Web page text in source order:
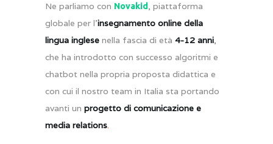
Ne parliamo con Novakid, piattaforma
globale per l’insegnamento online della
lingua inglese nella fascia di età 4-12 anni,
che ha introdotto con successo algoritmi e
chatbot nella propria proposta didattica e
con cui il nostro team in Italia sta portando
avanti un progetto di comunicazione e
media relations.